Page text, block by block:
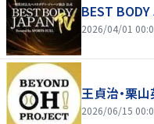
BEST BODY
2026/04/01
王貞治・栗
2026/06/15